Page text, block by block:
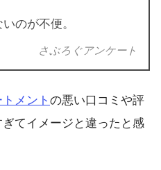
のが不便。
さぶろぐアンケート
メント の悪い口コミや評
てイメージと違ったと感